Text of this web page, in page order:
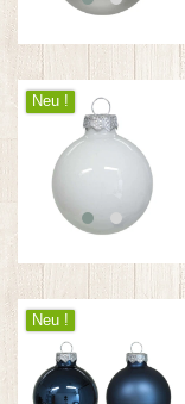
Neu !
Neu !